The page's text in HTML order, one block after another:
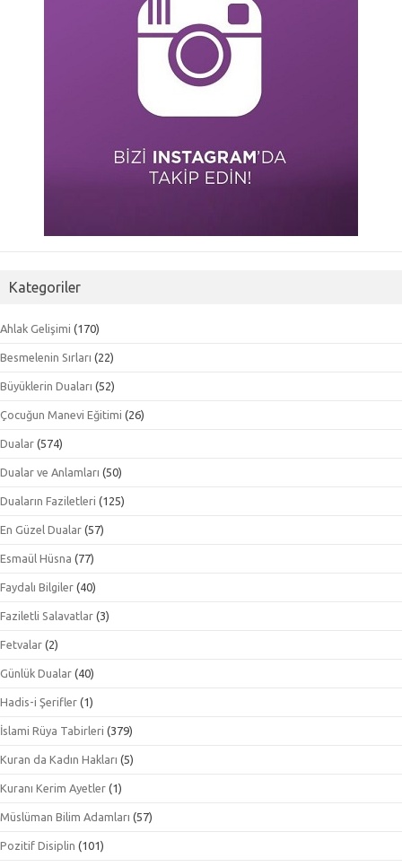
Kategoriler
Ahlak Gelişimi (170)
Besmelenin Sırları (22)
Büyüklerin Duaları (52)
Çocuğun Manevi Eğitimi (26)
Dualar (574)
Dualar ve Anlamları (50)
Duaların Faziletleri (125)
En Güzel Dualar (57)
Esmaül Hüsna (77)
Faydalı Bilgiler (40)
Faziletli Salavatlar (3)
Fetvalar (2)
Günlük Dualar (40)
Hadis-i Şerifler (1)
İslami Rüya Tabirleri (379)
Kuran da Kadın Hakları (5)
Kuranı Kerim Ayetler (1)
Müslüman Bilim Adamları (57)
Pozitif Disiplin (101)